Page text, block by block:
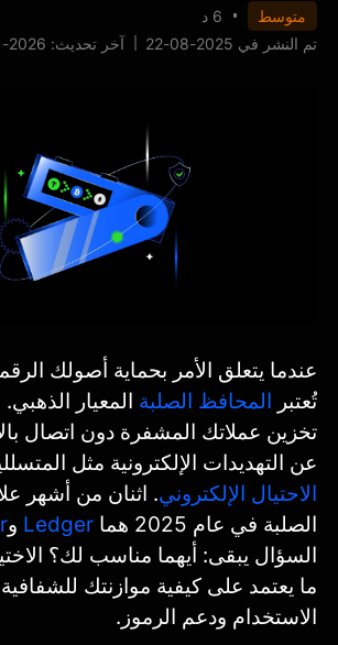
متوسط
6 د
تم النشر في 2025-08-22
آخر تحديث: 2026-01-06
عندما يتعلق الأمر بحماية أصولك
تُعتبر المحافظ الصلبة المعيار
تخزين عملاتك المشفرة دون اتصال
عن التهديدات الإلكترونية مثل
الاحتيال الإلكتروني. اثنان من أشهر
الصلبة في عام 2025 هما
Ledger و
السؤال يبقى: أيهما مناسب لك؟
ما يعتمد على كيفية موازنتك
الاستخدام ودعم الرموز.